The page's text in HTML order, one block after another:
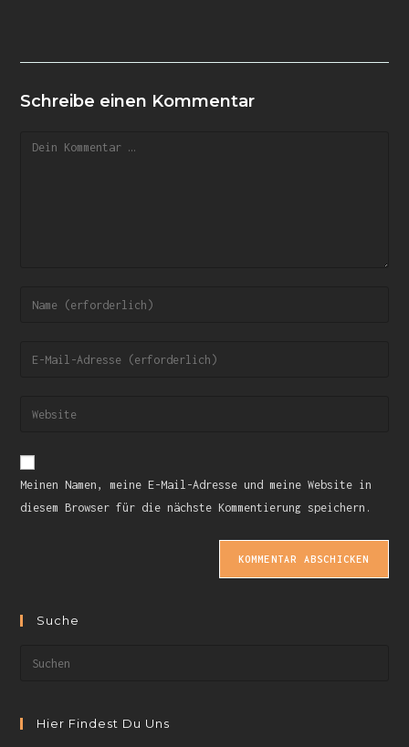
Schreibe einen Kommentar
Meinen Namen, meine E-Mail-Adresse und meine Website in
diesem Browser für die nächste Kommentierung speichern.
Suche
Hier Findest Du Uns